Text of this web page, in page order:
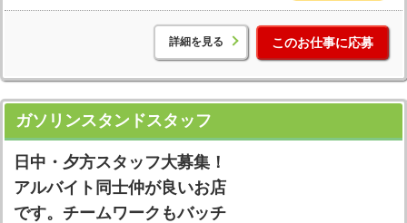
詳細を見る このお仕事に応募
ガソリンスタンドスタッフ
日中・夕方スタッフ大募集！
アルバイト同士仲が良いお店
です。チームワークもバッチ